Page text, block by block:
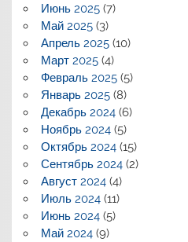
Июнь 2025(7)
Май 2025(3)
Апрель 2025(10)
Март 2025(4)
Февраль 2025(5)
Январь 2025(8)
Декабрь 2024(6)
Ноябрь 2024(5)
Октябрь 2024(15)
Сентябрь 2024(2)
Август 2024(4)
Июль 2024(11)
Июнь 2024(5)
Май 2024(9)